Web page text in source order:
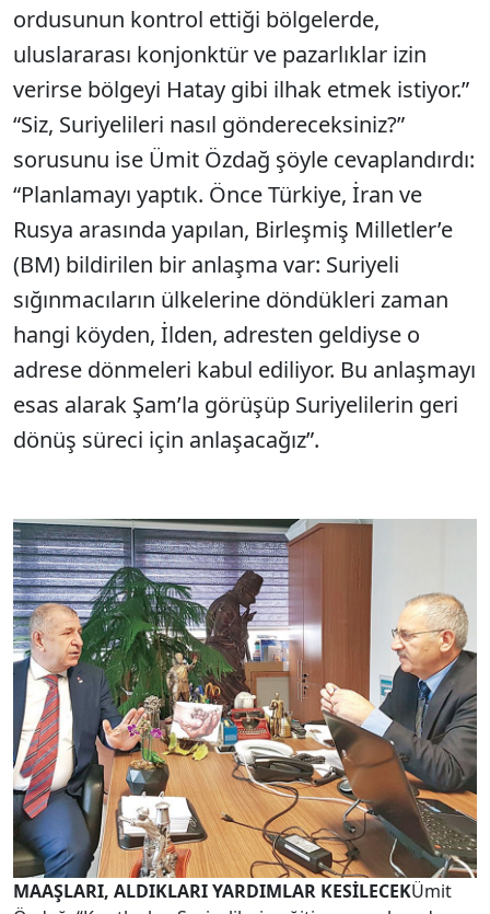
ordusunun kontrol ettiği bölgelerde,
uluslararası konjonktür ve pazarlıklar izin
verirse bölgeyi Hatay gibi ilhak etmek istiyor.”
“Siz, Suriyelileri nasıl göndereceksiniz?”
sorusunu ise Ümit Özdağ şöyle cevaplandırdı:
“Planlamayı yaptık. Önce Türkiye, İran ve
Rusya arasında yapılan, Birleşmiş Milletler’e
(BM) bildirilen bir anlaşma var: Suriyeli
sığınmacıların ülkelerine döndükleri zaman
hangi köyden, İlden, adresten geldiyse o
adrese dönmeleri kabul ediliyor. Bu anlaşmayı
esas alarak Şam’la görüşüp Suriyelilerin geri
dönüş süreci için anlaşacağız”.
MAAŞLARI, ALDIKLARI YARDIMLAR KESİLECEKÜmit